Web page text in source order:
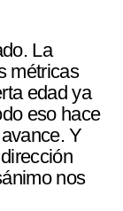
La
métricas
edad ya
eso hace
Y
nos